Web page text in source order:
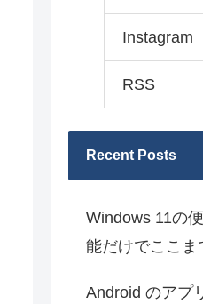
Instagram
RSS
Recent Posts
Windows 11の
能だけでここま
Android のアプ